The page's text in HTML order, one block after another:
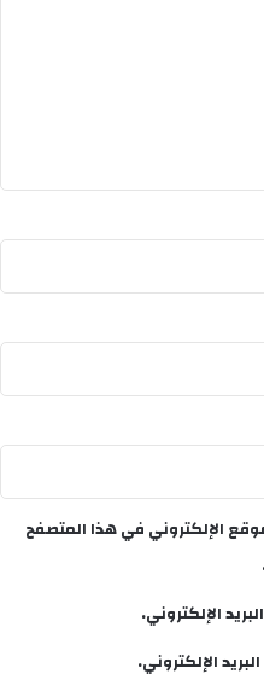
الإلكتروني في هذا المتصفح
الإلكتروني.
الإلكتروني.